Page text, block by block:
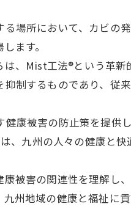
場所において、カビの
ます。
は、Mist工法®︎という革新
制するものであり、従
康被害の防止策を提供
、九州の人々の健康と快
被害の関連性を理解し
州地域の健康と福祉に